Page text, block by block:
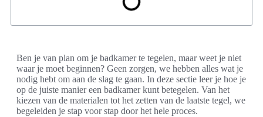
Ben je van plan om je badkamer te tegelen, maar weet je niet
waar je moet beginnen? Geen zorgen, we hebben alles wat je
nodig hebt om aan de slag te gaan. In deze sectie leer je hoe je
op de juiste manier een badkamer kunt betegelen. Van het
kiezen van de materialen tot het zetten van de laatste tegel, we
begeleiden je stap voor stap door het hele proces.